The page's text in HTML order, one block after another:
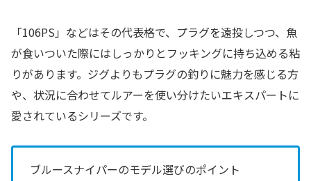
「106PS」などはその代表格で、プラグを遠投しつつ、魚
が食いついた際にはしっかりとフッキングに持ち込める粘
りがあります。ジグよりもプラグの釣りに魅力を感じる方
や、状況に合わせてルアーを使い分けたいエキスパートに
愛されているシリーズです。
ブルースナイパーのモデル選びのポイント